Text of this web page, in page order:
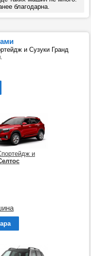
благодарна.
и Сузуки Гранд
и